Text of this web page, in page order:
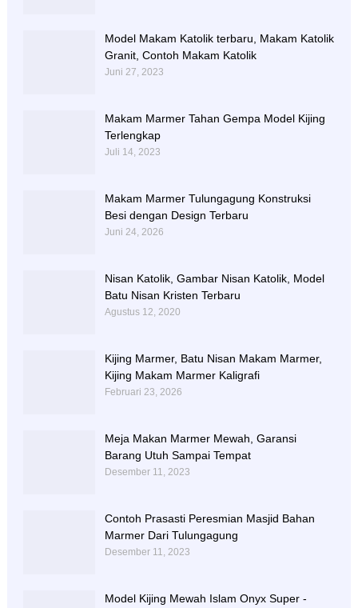
Model Makam Katolik terbaru, Makam Katolik
Granit, Contoh Makam Katolik
Juni 27, 2023
Makam Marmer Tahan Gempa Model Kijing
Terlengkap
Juli 14, 2023
Makam Marmer Tulungagung Konstruksi
Besi dengan Design Terbaru
Juni 24, 2026
Nisan Katolik, Gambar Nisan Katolik, Model
Batu Nisan Kristen Terbaru
Agustus 12, 2020
Kijing Marmer, Batu Nisan Makam Marmer,
Kijing Makam Marmer Kaligrafi
Februari 23, 2026
Meja Makan Marmer Mewah, Garansi
Barang Utuh Sampai Tempat
Desember 11, 2023
Contoh Prasasti Peresmian Masjid Bahan
Marmer Dari Tulungagung
Desember 11, 2023
Model Kijing Mewah Islam Onyx Super -